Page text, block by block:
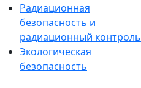
Радиационная
безопасность и
радиационный контроль
Экологическая
безопасность